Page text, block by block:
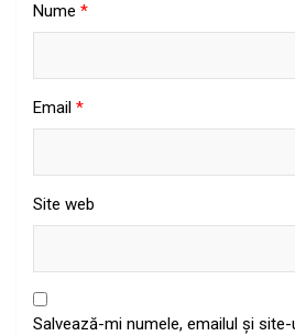
Nume *
Email *
Site web
Salvează-mi numele, emailul și